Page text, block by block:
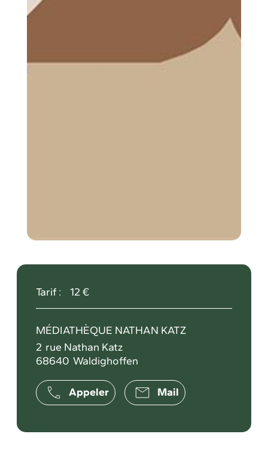
Tarif : 12 €
MÉDIATHÈQUE NATHAN KATZ
2 rue Nathan Katz
68640 Waldighoffen
Appeler Mail